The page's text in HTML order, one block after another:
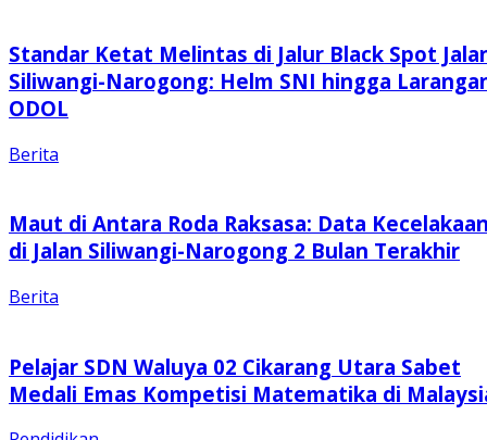
Standar Ketat Melintas di Jalur Black Spot
Siliwangi-Narogong: Helm SNI hingga
ODOL
Berita
Maut di Antara Roda Raksasa: Data
di Jalan Siliwangi-Narogong 2 Bulan Terakhir
Berita
Pelajar SDN Waluya 02 Cikarang Utara Sabet
Medali Emas Kompetisi Matematika di